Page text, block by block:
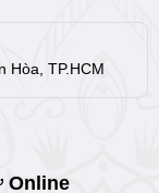
Hòa, TP.HCM
Online